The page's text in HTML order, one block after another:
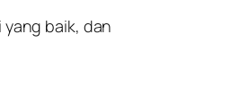
baik, dan